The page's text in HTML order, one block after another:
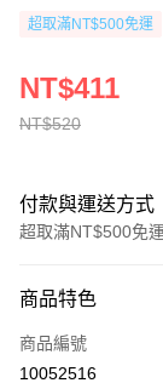
超取滿NT$500免運
NT$520
NT$411
付款與運送方式
超取滿NT$500免運
信用卡一次付款
超商取貨付款
商品特色
商品編號
10052516